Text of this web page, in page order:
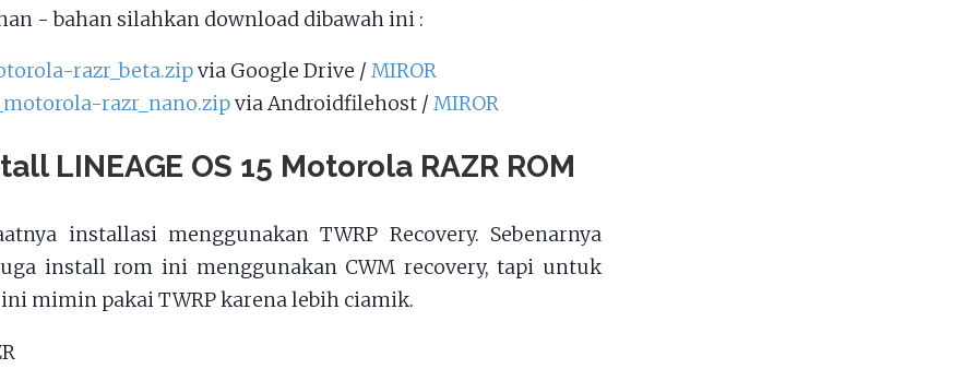
- bahan silahkan download dibawah ini :
razr_beta.zipvia Google Drive /MIROR
razr_nano.zipvia Androidfilehost /MIROR
LINEAGE OS 15 Motorola RAZR ROM
installasi menggunakan TWRP Recovery. Sebenarnya
install rom ini menggunakan CWM recovery, tapi untuk
mimin pakai TWRP karena lebih ciamik.